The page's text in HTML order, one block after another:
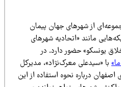
از شهرهای جهان پیمان
مانند «اتحادیه شهرهای
حضور دارد. در
«سیدعلی معرک‌نژاد»، مدیرکل
درباره نحوه استفاده از این